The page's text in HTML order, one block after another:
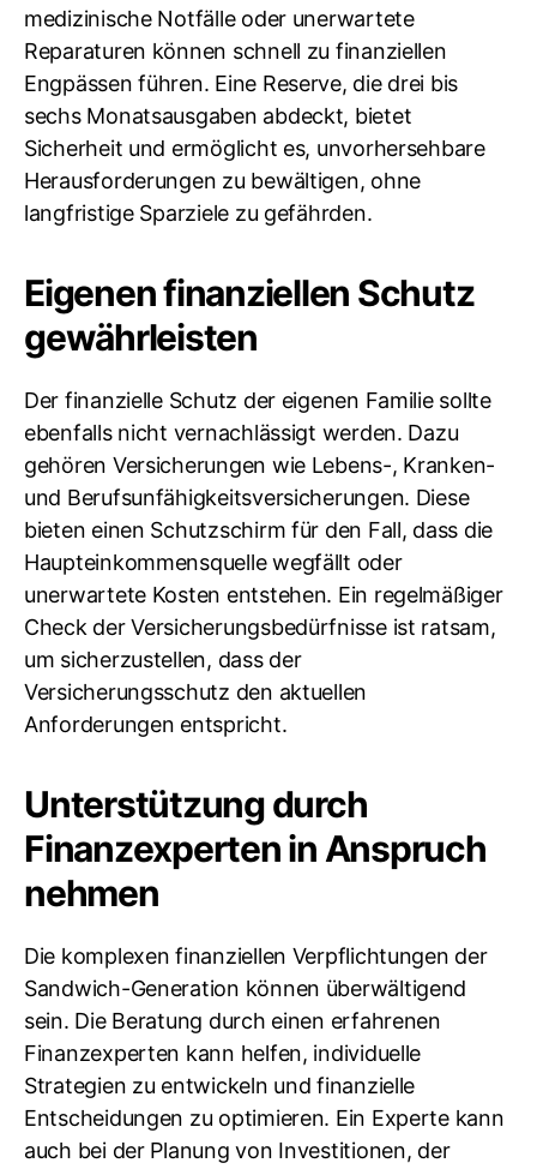
medizinische Notfälle oder unerwartete
Reparaturen können schnell zu finanziellen
Engpässen führen. Eine Reserve, die drei bis
sechs Monatsausgaben abdeckt, bietet
Sicherheit und ermöglicht es, unvorhersehbare
Herausforderungen zu bewältigen, ohne
langfristige Sparziele zu gefährden.
Eigenen finanziellen Schutz
gewährleisten
Der finanzielle Schutz der eigenen Familie sollte
ebenfalls nicht vernachlässigt werden. Dazu
gehören Versicherungen wie Lebens-, Kranken-
und Berufsunfähigkeitsversicherungen. Diese
bieten einen Schutzschirm für den Fall, dass die
Haupteinkommensquelle wegfällt oder
unerwartete Kosten entstehen. Ein regelmäßiger
Check der Versicherungsbedürfnisse ist ratsam,
um sicherzustellen, dass der
Versicherungsschutz den aktuellen
Anforderungen entspricht.
Unterstützung durch
Finanzexperten in Anspruch
nehmen
Die komplexen finanziellen Verpflichtungen der
Sandwich-Generation können überwältigend
sein. Die Beratung durch einen erfahrenen
Finanzexperten kann helfen, individuelle
Strategien zu entwickeln und finanzielle
Entscheidungen zu optimieren. Ein Experte kann
auch bei der Planung von Investitionen, der